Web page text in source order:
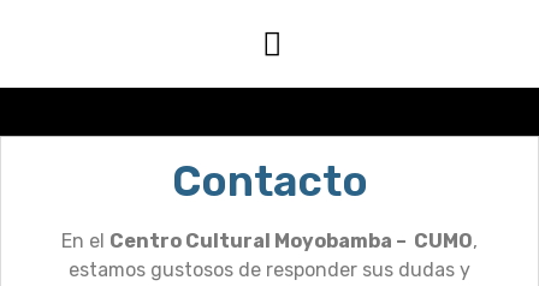
Contacto
En el Centro Cultural Moyobamba – CUMO,
estamos gustosos de responder sus dudas y